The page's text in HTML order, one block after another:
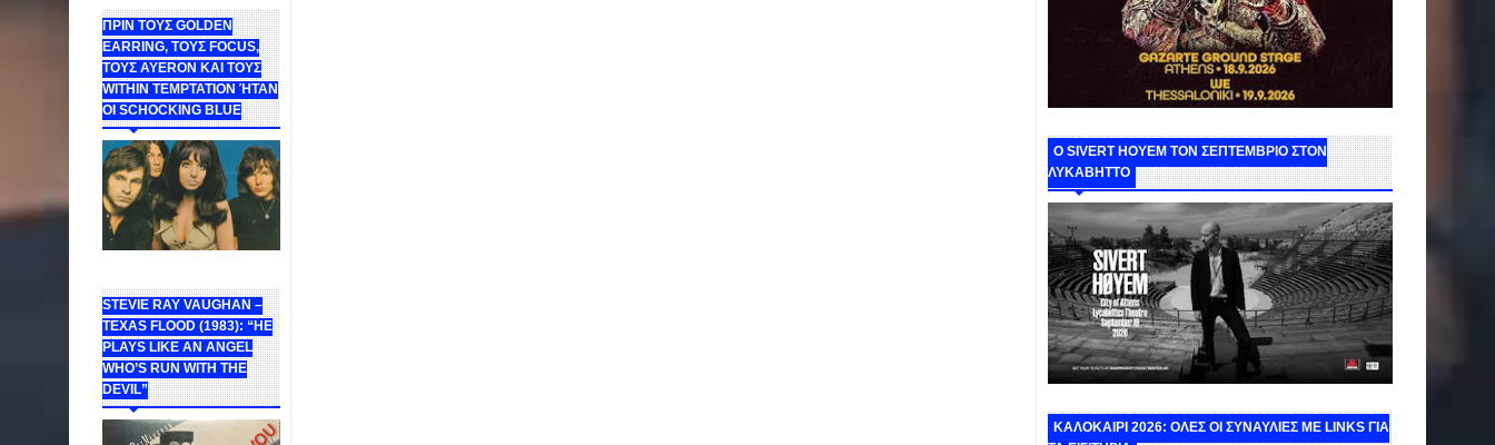
ΠΡΙΝ ΤΟΥΣ GOLDEN
EARRING, ΤΟΥΣ FOCUS,
ΤΟΥΣ ΑΥΕROΝ ΚΑΙ ΤΟΥΣ
WITHIN TEMPTATION ΉΤΑΝ
ΟΙ SCHOCKING BLUE
STEVIE RAY VAUGHAN –
TEXAS FLOOD (1983): “HE
PLAYS LIKE AN ANGEL
WHO’S RUN WITH THE
DEVIL”
Ο SIVERT HOYEM ΤΟΝ ΣΕΠΤΕΜΒΡΙΟ ΣΤΟΝ
ΛΥΚΑΒΗΤΤΟ
ΚΑΛΟΚΑΙΡΙ 2026: ΟΛΕΣ ΟΙ ΣΥΝΑΥΛΙΕΣ ΜΕ LINKS ΓΙΑ